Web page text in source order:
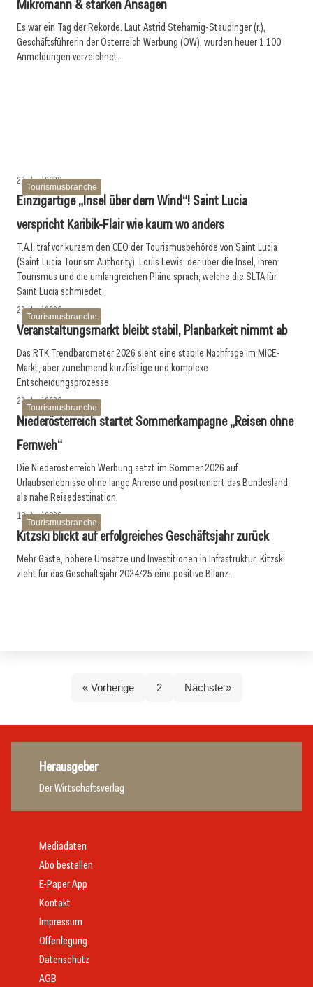
Mikromann & starken Ansagen
Es war ein Tag der Rekorde. Laut Astrid Steharnig-Staudinger (r.),
Geschäftsführerin der Österreich Werbung (ÖW), wurden heuer 1.100
Anmeldungen verzeichnet.
24. Juni 2026
Alps Future Award 2026: Hellioplant und OLM Nature
Tourismusbranche
22. Juni 2026
Einzigartige „Insel über dem Wind“! Saint Lucia
verspricht Karibik-Flair wie kaum wo anders
T.A.I. traf vor kurzem den CEO der Tourismusbehörde von Saint Lucia
(Saint Lucia Tourism Authority), Louis Lewis, der über die Insel, ihren
Tourismus und die umfangreichen Pläne sprach, welche die SLTA für
Saint Lucia schmiedet.
Tourismusbranche
22. Juni 2026
Veranstaltungsmarkt bleibt stabil, Planbarkeit nimmt ab
Das RTK Trendbarometer 2026 sieht eine stabile Nachfrage im MICE-
Markt, aber zunehmend kurzfristige und komplexe
Entscheidungsprozesse.
Tourismusbranche
22. Juni 2026
Niederösterreich startet Sommerkampagne „Reisen ohne
Fernweh“
Die Niederösterreich Werbung setzt im Sommer 2026 auf
Urlaubserlebnisse ohne lange Anreise und positioniert das Bundesland
als nahe Reisedestination.
Tourismusbranche
18. Juni 2026
Kitzski blickt auf erfolgreiches Geschäftsjahr zurück
Mehr Gäste, höhere Umsätze und Investitionen in Infrastruktur: Kitzski
zieht für das Geschäftsjahr 2024/25 eine positive Bilanz.
« Vorherige 2 Nächste »
Herausgeber
Der Wirtschaftsverlag
Mediadaten
Abo bestellen
E-Paper App
Kontakt
Impressum
Offenlegung
Datenschutz
AGB